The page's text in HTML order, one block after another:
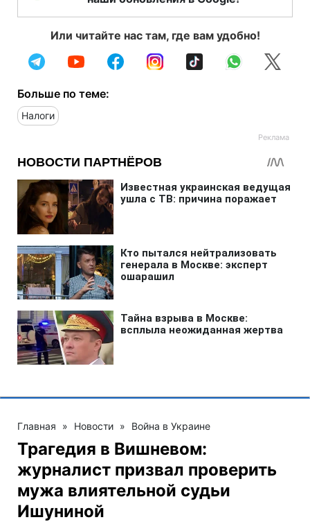
Или читайте нас там, где вам удобно!
Больше по теме:
Налоги
Главная » Новости » Война в Украине
Трагедия в Вишневом:
журналист призвал проверить
мужа влиятельной судьи
Ишуниной